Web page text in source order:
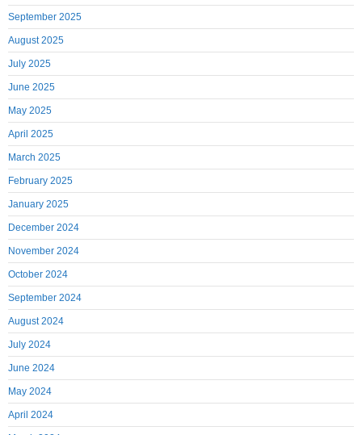
September 2025
August 2025
July 2025
June 2025
May 2025
April 2025
March 2025
February 2025
January 2025
December 2024
November 2024
October 2024
September 2024
August 2024
July 2024
June 2024
May 2024
April 2024